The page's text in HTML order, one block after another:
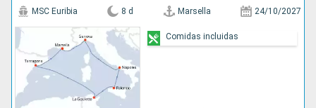
MSC Euribia 8 d Marsella 24/10/2027
Comidas incluidas